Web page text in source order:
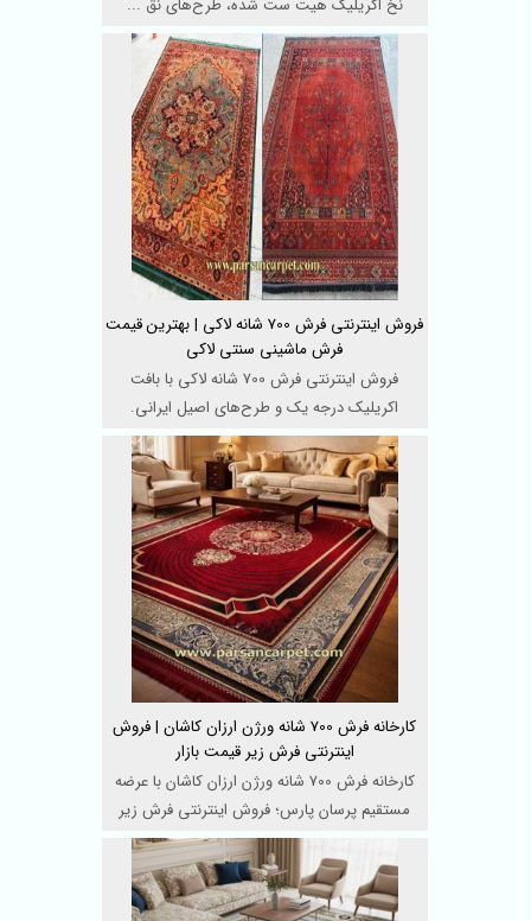
نخ اکریلیک هیت ست شده، طرح‌های نق ...
فروش اینترنتی فرش 700 شانه لاکی | بهترین قیمت
فرش ماشینی سنتی لاکی
فروش اینترنتی فرش 700 شانه لاکی با بافت
اکریلیک درجه یک و طرح‌های اصیل ایرانی.
بهترین قیمت فرش ...
کارخانه فرش 700 شانه ورژن ارزان کاشان | فروش
اینترنتی فرش زیر قیمت بازار
کارخانه فرش 700 شانه ورژن ارزان کاشان با عرضه
مستقیم پرسان پارس؛ فروش اینترنتی فرش زیر
قیمت بازار با ...